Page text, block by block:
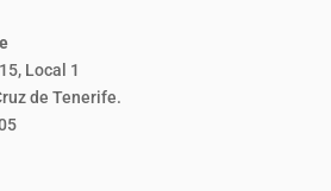
Local 1
de Tenerife.